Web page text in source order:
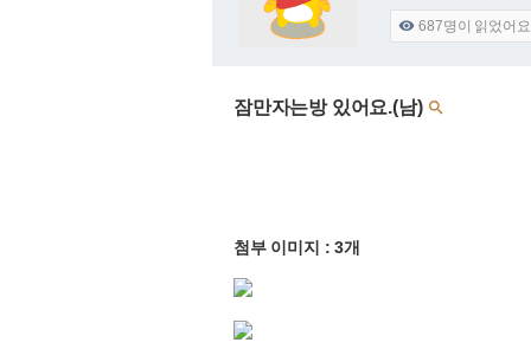
 687명이 읽었어요
잠만자는방 있어요.(남) 
첨부 이미지 : 3개